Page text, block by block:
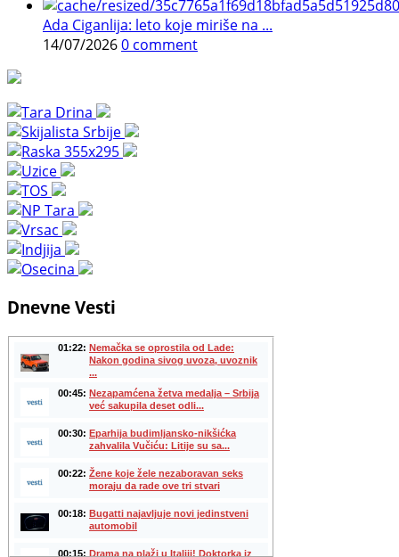
Ada Ciganlija: leto koje miriše na ...
14/07/20260 comment
Dnevne Vesti